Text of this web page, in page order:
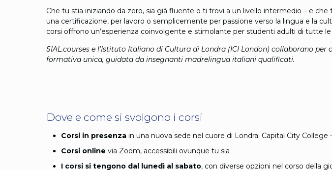
Che tu stia iniziando da zero, sia già fluente o ti trovi a un livello intermedio – e che
una certificazione, per lavoro o semplicemente per passione verso la lingua e la
corsi offrono un’esperienza coinvolgente e stimolante per studenti adulti di tutte le
SIAL.courses e l'Istituto Italiano di Cultura di Londra (ICI London) collaborano per
formativa unica, guidata da insegnanti madrelingua italiani qualificati.
Dove e come si svolgono i corsi
Corsi in presenza in una nuova sede nel cuore di Londra: Capital City
Corsi online via Zoom, accessibili ovunque tu sia
I corsi si tengono dal lunedì al sabato, con diverse opzioni nel corso della